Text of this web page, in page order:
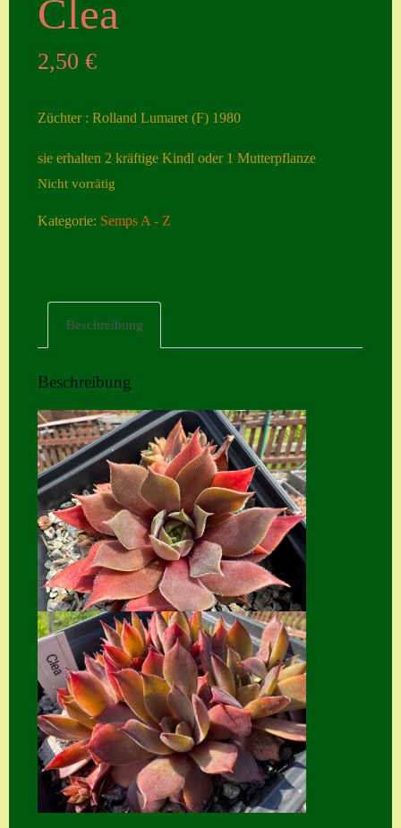
ngen
Home
Hostas
Impressum
Kasse
Kontakt
Mein Konto
Naturformen
S. x nixonii
Semps die ich
suche
Semps von A – Z
Shop
Clea
2,50€
Züchter : Rolland Lumaret (F) 1980
sie erhalten 2 kräftige Kindl oder 1 Mutterpflanze
Nicht vorrätig
Kategorie: Semps A - Z
Beschreibung
Beschreibung